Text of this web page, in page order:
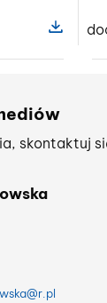
Pokaż
skontaktuj